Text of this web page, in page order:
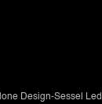
Design-Sessel